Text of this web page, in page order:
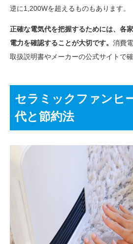
逆に1,200Wを超えるものもあります。
正確な電気代を把握するためには、各
電力を確認することが大切です。 消費
取扱説明書やメーカーの公式サイトで
セラミックファンヒ
代と節約法